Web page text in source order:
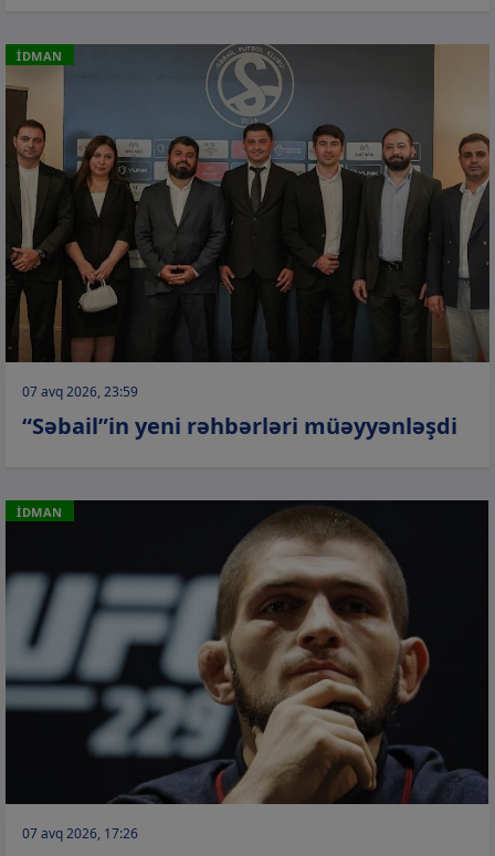
İDMAN
07 avq 2026, 23:59
“Səbail”in yeni rəhbərləri müəyyənləşdi
İDMAN
07 avq 2026, 17:26